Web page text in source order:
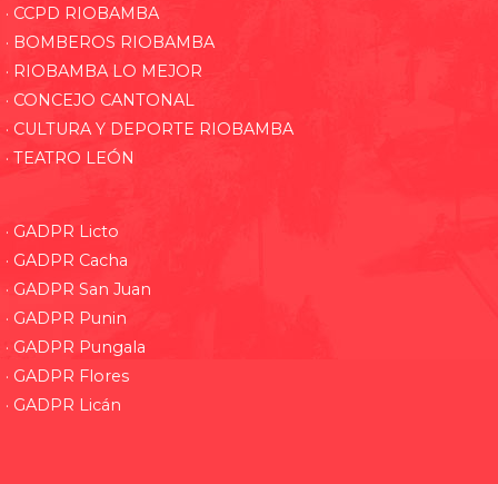
· CCPD RIOBAMBA
· BOMBEROS RIOBAMBA
· RIOBAMBA LO MEJOR
· CONCEJO CANTONAL
· CULTURA Y DEPORTE RIOBAMBA
· TEATRO LEÓN
· GADPR Licto
· GADPR Cacha
· GADPR San Juan
· GADPR Punin
· GADPR Pungala
· GADPR Flores
· GADPR Licán